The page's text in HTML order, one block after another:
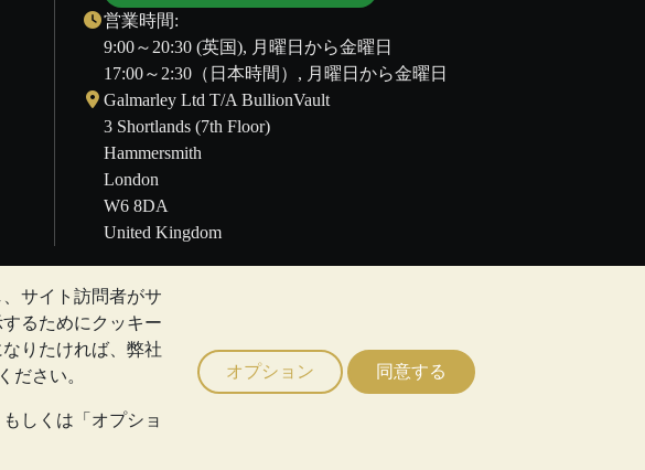
サイト訪問者がサ
るためにクッキー
りたければ、弊社
ださい。
しくは「オプショ
オプション 同意する
営業時間:
9:00～20:30 (英国), 月曜日から金曜日
17:00～2:30（日本時間）, 月曜日から金曜日
Galmarley Ltd T/A BullionVault
3 Shortlands (7th Floor)
Hammersmith
London
W6 8DA
United Kingdom
の価格の動きを保証するものではありません。BullionVault
資に関する助言ではありません。顧客は、金及び銀地金
します。
© 2026